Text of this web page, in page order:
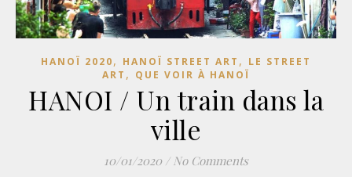
HANOÏ 2020, HANOÏ STREET ART , LE STREET
ART , QUE VOIR À HANOÏ
HANOI / Un train dans la
ville
10/01/2020 / No Comments